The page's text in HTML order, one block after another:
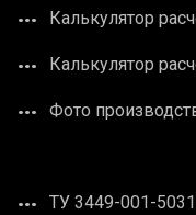
Калькулятор
Калькулятор
Фото
ТУ 3449-001-